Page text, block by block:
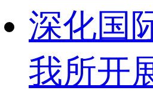
深化国
我所开